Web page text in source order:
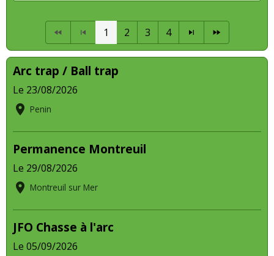
1 2 3 4
Arc trap / Ball trap
Le 23/08/2026
Penin
Permanence Montreuil
Le 29/08/2026
Montreuil sur Mer
JFO Chasse à l'arc
Le 05/09/2026